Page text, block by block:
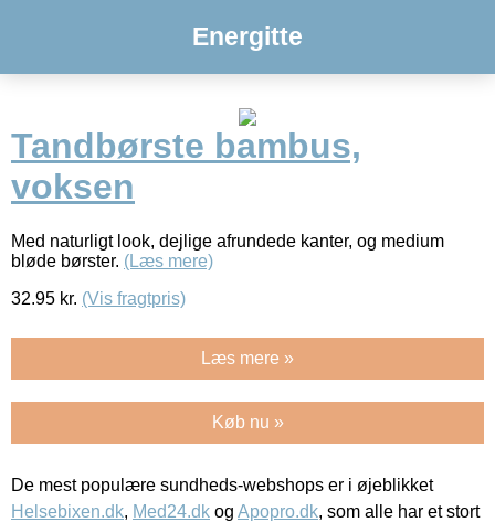
Energitte
Tandbørste bambus,
voksen
Med naturligt look, dejlige afrundede kanter, og medium
bløde børster. (Læs mere)
32.95 kr. (Vis fragtpris)
Læs mere »
Køb nu »
De mest populære sundheds-webshops er i øjeblikket
Helsebixen.dk, Med24.dk og Apopro.dk, som alle har et stort